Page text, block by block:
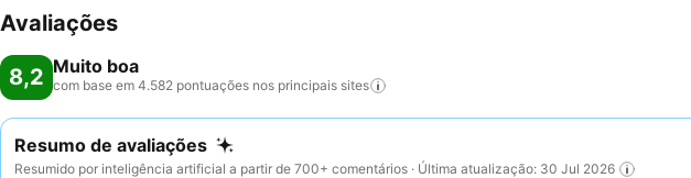
Avaliações
8,2 Muito boa
com base em 4.582 pontuações nos principais sites
Resumo de avaliações
Resumido por inteligência artificial a partir de 700+ comentários · Última atualização: 30 Jul 2026